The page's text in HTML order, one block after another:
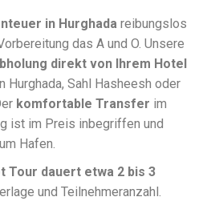
in Hurghada reibungslos
das A und O. Unsere
direkt von Ihrem Hotel
Hurghada, Sahl Hasheesh oder
komfortable Transfer im
ist im Preis inbegriffen und
Hafen.
Tour dauert etwa 2 bis 3
und Teilnehmeranzahl.